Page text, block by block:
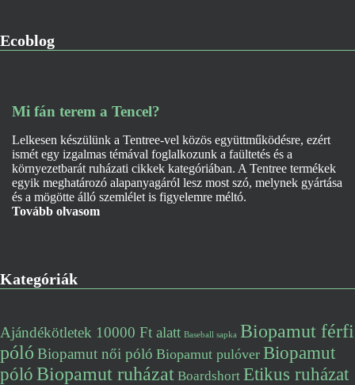
Ecoblog
Mi fán terem a Tencel?
Lelkesen készülünk a Tentree-vel közös együttműködésre, ezért
ismét egy izgalmas témával foglalkozunk a faültetés és a
környezetbarát ruházati cikkek kategóriában. A Tentree termékek
egyik meghatározó alapanyagáról lesz most szó, melynek gyártása
és a mögötte álló szemlélet is figyelemre méltó.
Tovább olvasom
Kategóriák
Ajándékötletek 10000 Ft alatt Baseball sapka Biopamut férfi
póló Biopamut női póló Biopamut pulóver Biopamut
pólóBiopamut ruházat Boardshort Etikus ruházat